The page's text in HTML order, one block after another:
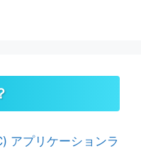
アプリケーションラ